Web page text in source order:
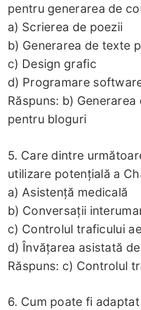
pentru generarea de
a) Scrierea de poezii
b) Generarea de texte
c) Design grafic
d) Programare
Răspuns: b)
pentru bloguri
5. Care dintre
utilizare potențială a
a) Asistență medicală
b) Conversații
c) Controlul traficului
d) Învățarea asistată
Răspuns: c) Controlul
6. Cum poate fi